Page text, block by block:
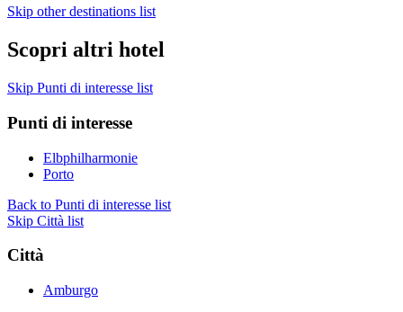
Skip other destinations list
Scopri altri hotel
Skip Punti di interesse list
Punti di interesse
Elbphilharmonie
Porto
Back to Punti di interesse list
Skip Città list
Città
Amburgo